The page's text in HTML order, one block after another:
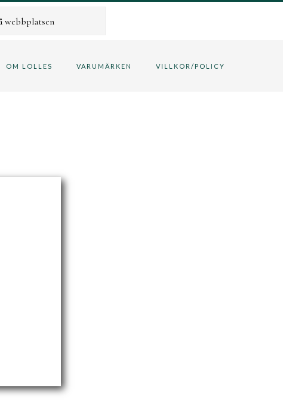
OM LOLLES VARUMÄRKEN VILLKOR/POLICY